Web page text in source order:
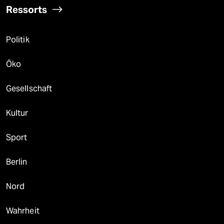
Ressorts
Politik
Öko
Gesellschaft
Kultur
Sport
Berlin
Nord
Wahrheit